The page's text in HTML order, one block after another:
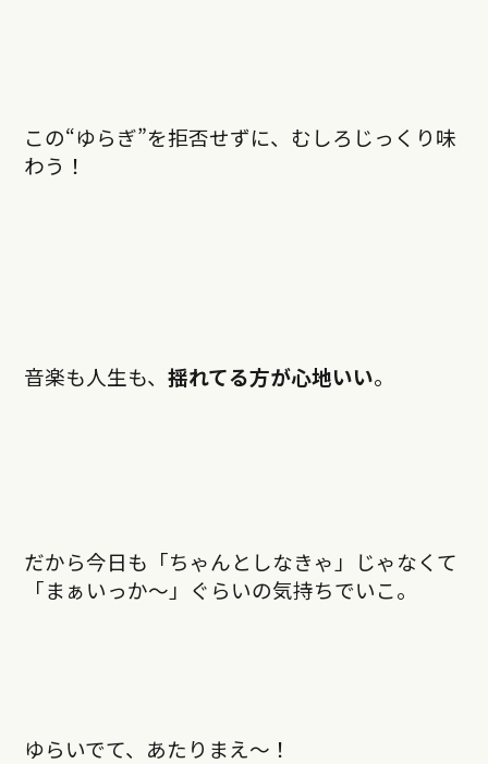
この“ゆらぎ”を拒否せずに、むしろじっくり味
わう！
音楽も人生も、 揺れてる方が心地いい。
だから今日も「ちゃんとしなきゃ」じゃなくて
「まぁいっか〜」ぐらいの気持ちでいこ。
ゆらいでて、あたりまえ〜！